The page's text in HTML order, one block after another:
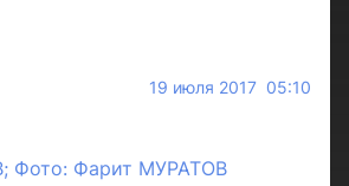
19 июля 2017 05:10
Фото: Фарит МУРАТОВ